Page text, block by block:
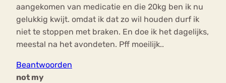
aangekomen van medicatie en die 20kg ben ik nu
gelukkig kwijt. omdat ik dat zo wil houden durf ik
niet te stoppen met braken. En doe ik het dagelijks,
meestal na het avondeten. Pff moeilijk..
Beantwoorden
not my